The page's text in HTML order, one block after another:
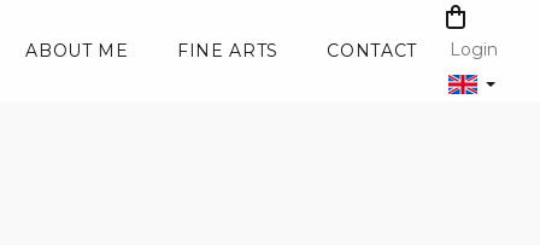
ABOUT ME FINE ARTS CONTACT
CART
Login